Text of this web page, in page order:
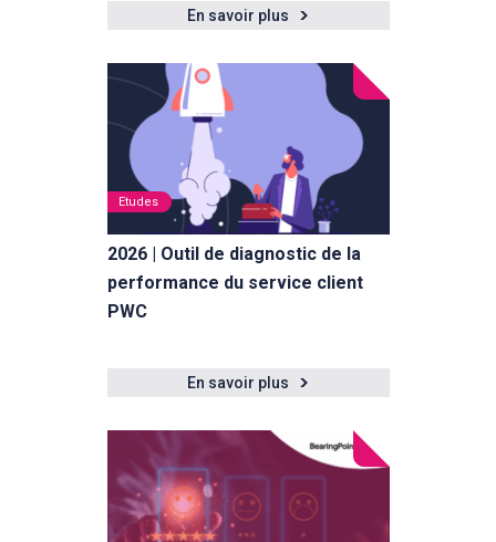
En savoir plus
Etudes
2026 | Outil de diagnostic de la
performance du service client
PWC
En savoir plus